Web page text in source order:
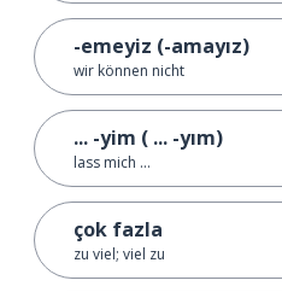
-emeyiz (-amayız)
wir können nicht
... -yim ( ... -yım)
lass mich ...
çok fazla
zu viel; viel zu